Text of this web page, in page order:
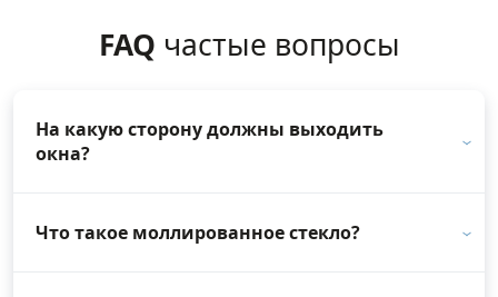
FAQ частые вопросы
На какую сторону должны выходить
окна?
Что такое моллированное стекло?